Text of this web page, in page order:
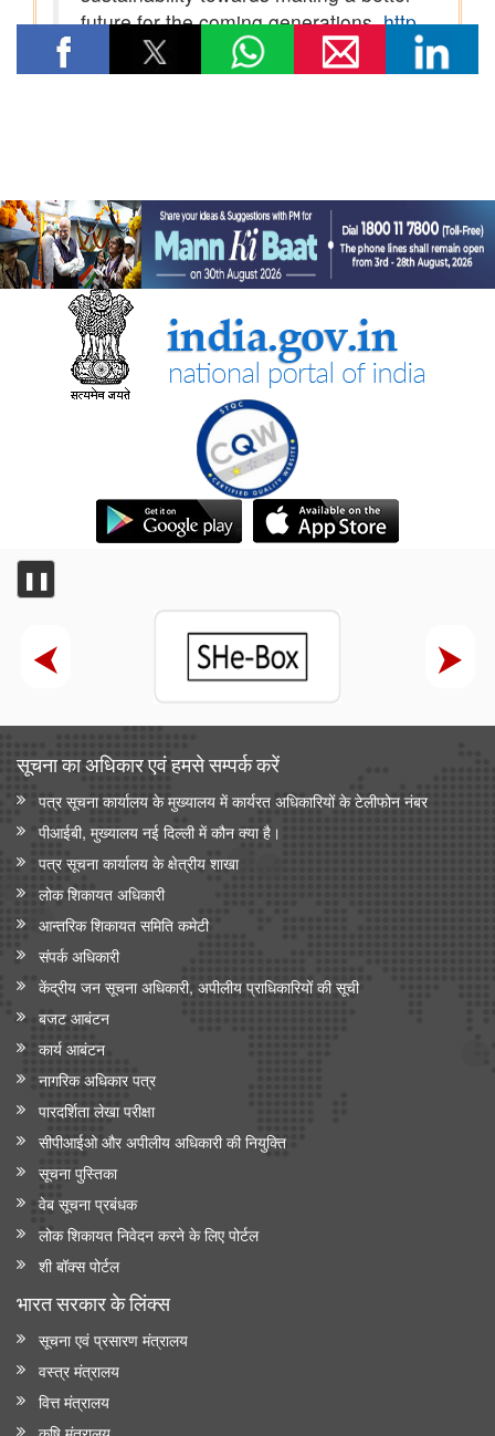
❚❚
सूचना का अधिकार एवं हमसे सम्‍पर्क करें
पत्र सूचना कार्यालय के मुख्यालय में कार्यरत अधिकारियों के टेलीफोन नंबर
पीआईबी, मुख्यालय नई दिल्ली में कौन क्या है।
पत्र सूचना कार्यालय के क्षेत्रीय शाखा
लोक शिकायत अधिकारी
आन्‍तरिक शिकायत समिति कमेटी
संपर्क अधिकारी
केंद्रीय जन सूचना अधिकारी, अपीलीय प्राधिकारियों की सूची
बजट आबंटन
कार्य आबंटन
नागरिक अधिकार पत्र
पारदर्शिता लेखा परीक्षा
सीपीआईओ और अपी‍लीय अधिकारी की नियुक्ति
सूचना पुस्तिका
वेब सूचना प्रबंधक
लोक शिकायत निवेदन करने के लिए पोर्टल
शी बॉक्स पोर्टल
भारत सरकार के लिंक्‍स
सूचना एवं प्रसारण मंत्रालय
वस्त्र मंत्रालय
वित्त मंत्रालय